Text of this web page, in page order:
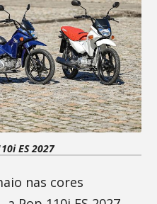
ES 2027
nas cores